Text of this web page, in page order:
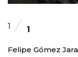
1 1
Felipe Gómez